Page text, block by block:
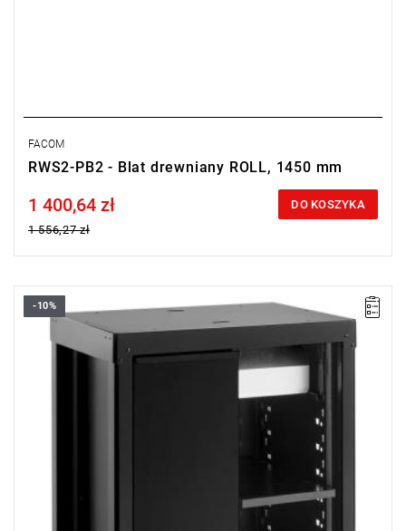
FACOM
RWS2-PB2 - Blat drewniany ROLL, 1450 mm
Price tax included
1 400,64 zł
1 556,27 zł
DO KOSZYKA
-10%